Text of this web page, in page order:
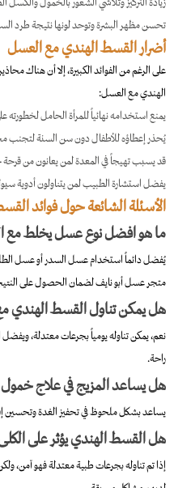
تحسن مظهر البشرة وتوحد لونها نتيجة طرد
أضرار القسط الهندي مع العسل
على الرغم من الفوائد الكبيرة، إلا أن هناك
الهندي مع العسل:
يمنع استخدامه نهائياً للمرأة الحامل لخطورته
يُحذر إعطاؤه للأطفال دون سن السنة لتجنب
قد يسبب تهيجاً في المعدة لمن يعانون من
يفضل استشارة الطبيب لمن يتناولون أدوية
الأسئلة الشائعة حول فوائد
ما هو افضل نوع عسل يخلط مع
يُفضل دائماً استخدام عسل السدر أو عسل
متجر عسل أبو نايف لضمان الحصول على
هل يمكن تناول القسط الهندي
نعم، يمكن تناوله يومياً بجرعات معتدلة،
راحة.
هل يساعد المزيج في علاج خمول
يساعد بشكل ملحوظ في تحفيز الغدة وتحسين
هل القسط الهندي يؤثر على
إذا تم تناوله بجرعات طبية معتدلة فهو آمن،